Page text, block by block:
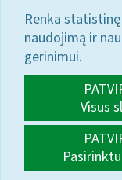
Renka
naudojimą ir
gerinimui.
Visus